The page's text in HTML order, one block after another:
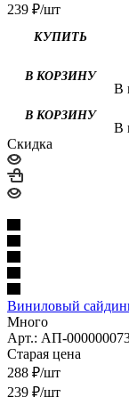
239 ₽/шт
В
В
Скидка
Виниловый
Много
Арт.: АП-
Старая цена
288 ₽/шт
239 ₽/шт